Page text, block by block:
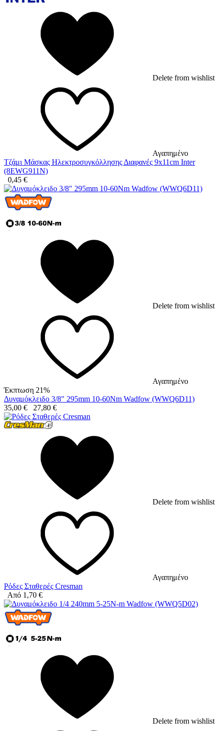
Delete from wishlist
Αγαπημένο
Τζάμι Μάσκας Ηλεκτροσυγκόλλησης Διαφανές 9x11cm Inter
(8EWG911N)
0,45 €
Delete from wishlist
Αγαπημένο
Έκπτωση 21%
Δυναμόκλειδο 3/8" 295mm 10-60Nm Wadfow (WWQ6D11)
35,00 € 27,80 €
Delete from wishlist
Αγαπημένο
Ρόδες Σταθερές Cresman
Από 1,70 €
Delete from wishlist